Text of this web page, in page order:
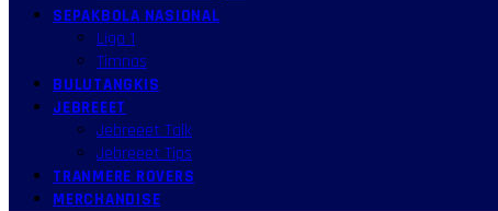
SEPAKBOLA NASIONAL
Liga 1
Timnas
BULUTANGKIS
JEBREEET
Jebreeet Talk
Jebreeet Tips
TRANMERE ROVERS
MERCHANDISE